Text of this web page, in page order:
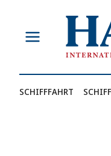
springen
SCHIFFFAHRT